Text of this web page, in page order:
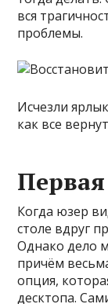
вся
проблемы.
Исчезли
как все
Когда юзер
столе вдруг
Однако дело
причём
опция,
десктопа.